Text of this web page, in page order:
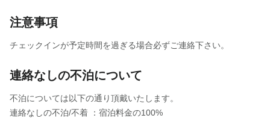
注意事項
チェックインが予定時間を過ぎる場合必ずご連絡下さい。
連絡なしの不泊について
不泊については以下の通り頂戴いたします。
連絡なしの不泊/不着 ：宿泊料金の100%